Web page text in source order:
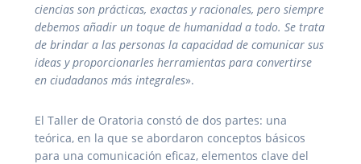
ciencias son prácticas, exactas y racionales, pero siempre
debemos añadir un toque de humanidad a todo. Se trata
de brindar a las personas la capacidad de comunicar sus
ideas y proporcionarles herramientas para convertirse
en ciudadanos más integrales».
El Taller de Oratoria constó de dos partes: una
teórica, en la que se abordaron conceptos básicos
para una comunicación eficaz, elementos clave del